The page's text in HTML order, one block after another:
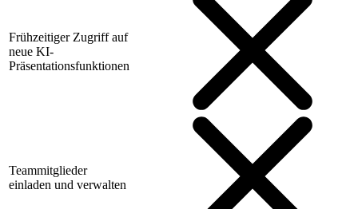
Frühzeitiger Zugriff auf
neue KI-
Präsentationsfunktionen
Teammitglieder
einladen und verwalten